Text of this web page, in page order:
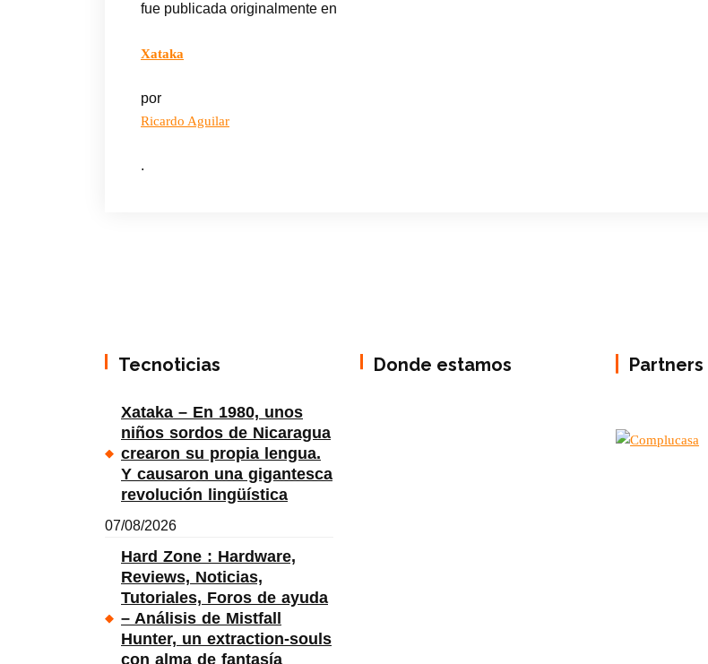
fue publicada originalmente en
Xataka
por
Ricardo Aguilar
.
Tecnoticias
Xataka – En 1980, unos
niños sordos de Nicaragua
crearon su propia lengua.
Y causaron una gigantesca
revolución lingüística
07/08/2026
Hard Zone : Hardware,
Reviews, Noticias,
Tutoriales, Foros de ayuda
– Análisis de Mistfall
Hunter, un extraction-souls
con alma de fantasía
Donde estamos Partners